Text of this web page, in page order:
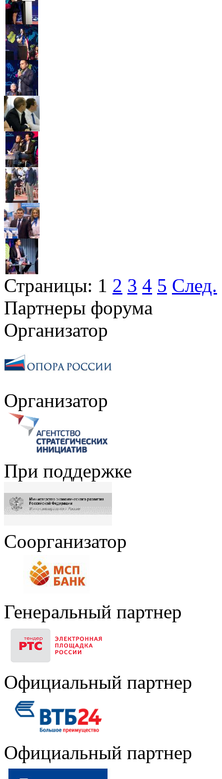
Страницы: 1 2 3 4 5 След.
Партнеры форума
Организатор
Организатор
При поддержке
Соорганизатор
Генеральный партнер
Официальный партнер
Официальный партнер